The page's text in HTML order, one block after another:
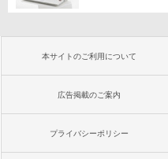
本サイトのご利用について
広告掲載のご案内
プライバシーポリシー